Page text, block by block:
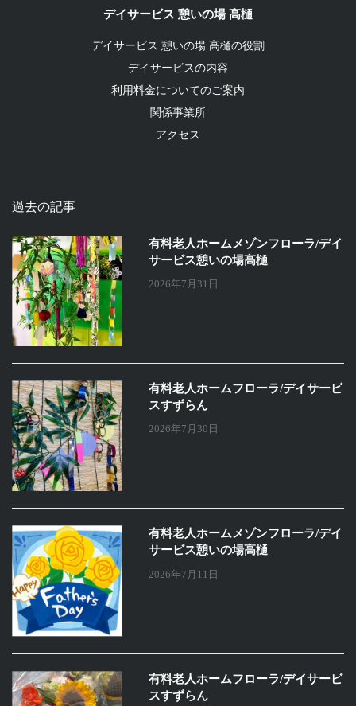
デイサービス 憩いの場 高樋
デイサービス 憩いの場 高樋の役割
デイサービスの内容
利用料金についてのご案内
関係事業所
アクセス
過去の記事
有料老人ホームメゾンフローラ/デイ
サービス憩いの場高樋
2026年7月31日
有料老人ホームフローラ/デイサービ
スすずらん
2026年7月30日
有料老人ホームメゾンフローラ/デイ
サービス憩いの場高樋
2026年7月11日
有料老人ホームフローラ/デイサービ
スすずらん